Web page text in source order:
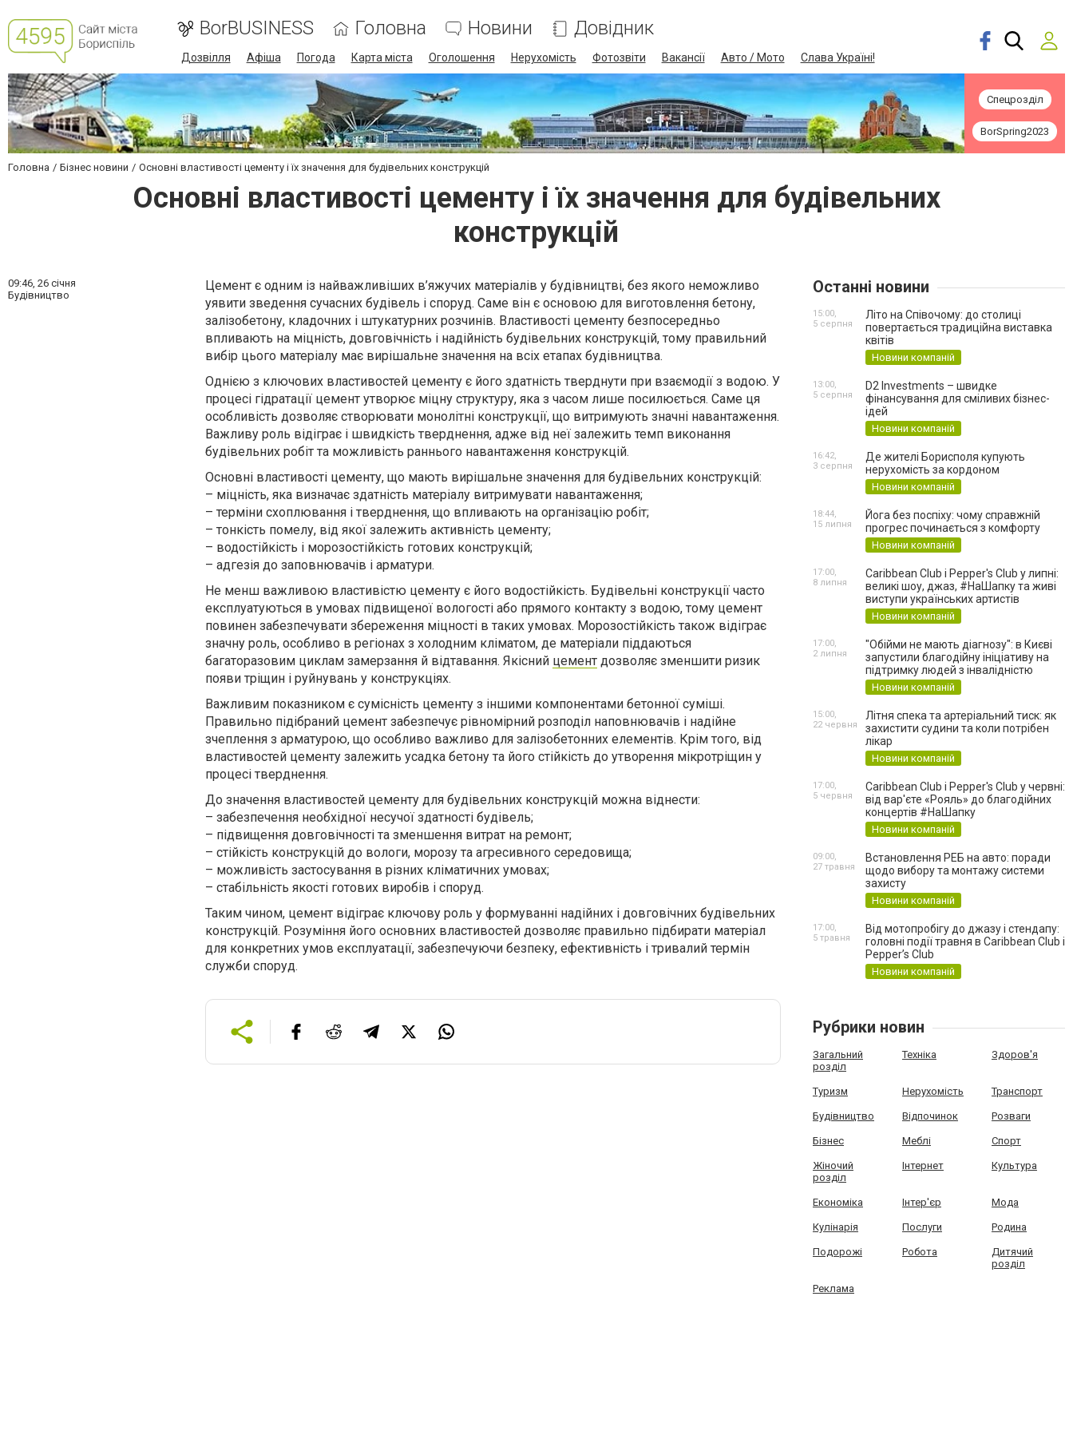
BorBUSINESS Головна Новини Довідник
Дозвілля Афіша Погода Карта міста Оголошення Нерухомість Фотозвіти Вакансії Авто / Мото Слава Україні!
Спецрозділ
BorSpring2023
Головна Бізнес новини Основні властивості цементу і їх значення для будівельних конструкцій
Основні властивості цементу і їх значення для будівельних
конструкцій
09:46, 26 січня
Будівництво
Цемент є одним із найважливіших в’яжучих матеріалів у будівництві, без якого неможливо
уявити зведення сучасних будівель і споруд. Саме він є основою для виготовлення бетону,
залізобетону, кладочних і штукатурних розчинів. Властивості цементу безпосередньо
впливають на міцність, довговічність і надійність будівельних конструкцій, тому правильний
вибір цього матеріалу має вирішальне значення на всіх етапах будівництва.
Однією з ключових властивостей цементу є його здатність тверднути при взаємодії з водою. У
процесі гідратації цемент утворює міцну структуру, яка з часом лише посилюється. Саме ця
особливість дозволяє створювати монолітні конструкції, що витримують значні навантаження.
Важливу роль відіграє і швидкість тверднення, адже від неї залежить темп виконання
будівельних робіт та можливість раннього навантаження конструкцій.
Основні властивості цементу, що мають вирішальне значення для будівельних конструкцій:
– міцність, яка визначає здатність матеріалу витримувати навантаження;
– терміни схоплювання і тверднення, що впливають на організацію робіт;
– тонкість помелу, від якої залежить активність цементу;
– водостійкість і морозостійкість готових конструкцій;
– адгезія до заповнювачів і арматури.
Не менш важливою властивістю цементу є його водостійкість. Будівельні конструкції часто
експлуатуються в умовах підвищеної вологості або прямого контакту з водою, тому цемент
повинен забезпечувати збереження міцності в таких умовах. Морозостійкість також відіграє
значну роль, особливо в регіонах з холодним кліматом, де матеріали піддаються
багаторазовим циклам замерзання й відтавання. Якісний цемент дозволяє зменшити ризик
появи тріщин і руйнувань у конструкціях.
Важливим показником є сумісність цементу з іншими компонентами бетонної суміші.
Правильно підібраний цемент забезпечує рівномірний розподіл наповнювачів і надійне
зчеплення з арматурою, що особливо важливо для залізобетонних елементів. Крім того, від
властивостей цементу залежить усадка бетону та його стійкість до утворення мікротріщин у
процесі тверднення.
До значення властивостей цементу для будівельних конструкцій можна віднести:
– забезпечення необхідної несучої здатності будівель;
– підвищення довговічності та зменшення витрат на ремонт;
– стійкість конструкцій до вологи, морозу та агресивного середовища;
– можливість застосування в різних кліматичних умовах;
– стабільність якості готових виробів і споруд.
Таким чином, цемент відіграє ключову роль у формуванні надійних і довговічних будівельних
конструкцій. Розуміння його основних властивостей дозволяє правильно підбирати матеріал
для конкретних умов експлуатації, забезпечуючи безпеку, ефективність і тривалий термін
служби споруд.
Останні новини
Літо на Співочому: до столиці
повертається традиційна виставка
квітів
Новини компаній
15:00,
5 серпня
D2 Investments – швидке
фінансування для сміливих бізнес-
ідей
Новини компаній
13:00,
5 серпня
Де жителі Борисполя купують
нерухомість за кордоном
Новини компаній
16:42,
3 серпня
Йога без поспіху: чому справжній
прогрес починається з комфорту
Новини компаній
18:44,
15 липня
Caribbean Club і Pepper's Club у липні:
великі шоу, джаз, #НаШапку та живі
виступи українських артистів
Новини компаній
17:00,
8 липня
"Обійми не мають діагнозу": в Києві
запустили благодійну ініціативу на
підтримку людей з інвалідністю
Новини компаній
17:00,
2 липня
Літня спека та артеріальний тиск: як
захистити судини та коли потрібен
лікар
Новини компаній
15:00,
22 червня
Caribbean Club і Pepper's Club у червні:
від вар'єте «Рояль» до благодійних
концертів #НаШапку
Новини компаній
17:00,
5 червня
Встановлення РЕБ на авто: поради
щодо вибору та монтажу системи
захисту
Новини компаній
09:00,
27 травня
Від мотопробігу до джазу і стендапу:
головні події травня в Caribbean Club і
Pepper’s Club
Новини компаній
17:00,
5 травня
Рубрики новин
Загальний
розділ
Техніка Здоров'я
Туризм Нерухомість Транспорт
Будівництво Відпочинок Розваги
Бізнес Меблі Спорт
Жіночий
розділ
Інтернет Культура
Економіка Інтер'єр Мода
Кулінарія Послуги Родина
Подорожі Робота
Дитячий
розділ
Реклама